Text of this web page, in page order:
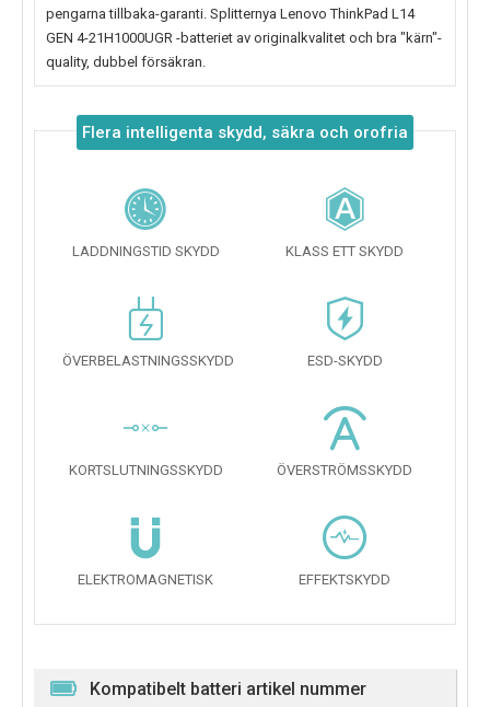
pengarna tillbaka-garanti. Splitternya Lenovo ThinkPad L14
GEN 4-21H1000UGR -batteriet av originalkvalitet och bra "kärn"-
quality, dubbel försäkran.
Flera intelligenta skydd, säkra och orofria
LADDNINGSTID SKYDD KLASS ETT SKYDD
ÖVERBELASTNINGSSKYDD ESD-SKYDD
KORTSLUTNINGSSKYDD ÖVERSTRÖMSSKYDD
ELEKTROMAGNETISK EFFEKTSKYDD
Kompatibelt batteri artikel nummer